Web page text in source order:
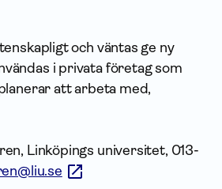
och väntas ge ny
i privata företag som
att arbeta med,
Linköpings universitet, 013-